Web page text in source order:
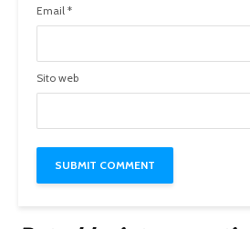
Email *
Sito web